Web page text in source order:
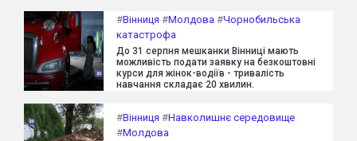
#Вінниця #Молдова #Чорнобильська
катастрофа
До 31 серпня мешканки Вінниці мають
можливість подати заявку на безкоштовні
курси для жінок-водіїв - тривалість
навчання складає 20 хвилин.
#Вінниця #Навколишнє середовище
#Молдова